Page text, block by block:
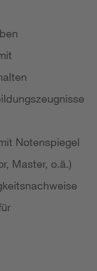
Notenspiegel
Master, o.ä.)